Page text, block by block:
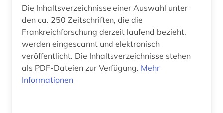
masterarbeit (1)
maya (1)
medienwissenschaft (1)
Die Inhaltsverzeichnisse einer Auswahl unter
den ca. 250 Zeitschriften, die die
Frankreichforschung derzeit laufend bezieht,
werden eingescannt und elektronisch
veröffentlicht. Die Inhaltsverzeichnisse stehen
als PDF-Dateien zur Verfügung. Mehr
Informationen